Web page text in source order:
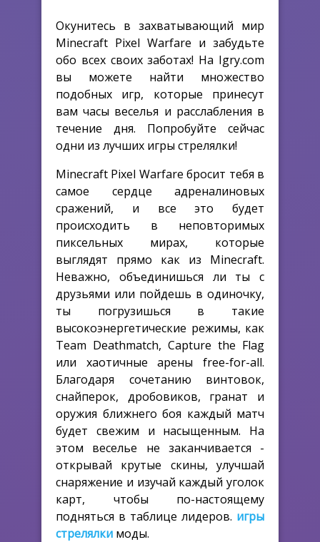
Окунитесь в захватывающий мир
Minecraft Pixel Warfare и забудьте
обо всех своих заботах! На Igry.com
вы можете найти множество
подобных игр, которые принесут
вам часы веселья и расслабления в
течение дня. Попробуйте сейчас
одни из лучших игры стрелялки!
Minecraft Pixel Warfare бросит тебя в
самое сердце адреналиновых
сражений, и все это будет
происходить в неповторимых
пиксельных мирах, которые
выглядят прямо как из Minecraft.
Неважно, объединишься ли ты с
друзьями или пойдешь в одиночку,
ты погрузишься в такие
высокоэнергетические режимы, как
Team Deathmatch, Capture the Flag
или хаотичные арены free-for-all.
Благодаря сочетанию винтовок,
снайперок, дробовиков, гранат и
оружия ближнего боя каждый матч
будет свежим и насыщенным. На
этом веселье не заканчивается -
открывай крутые скины, улучшай
снаряжение и изучай каждый уголок
карт, чтобы по-настоящему
подняться в таблице лидеров. игры
стрелялки моды.